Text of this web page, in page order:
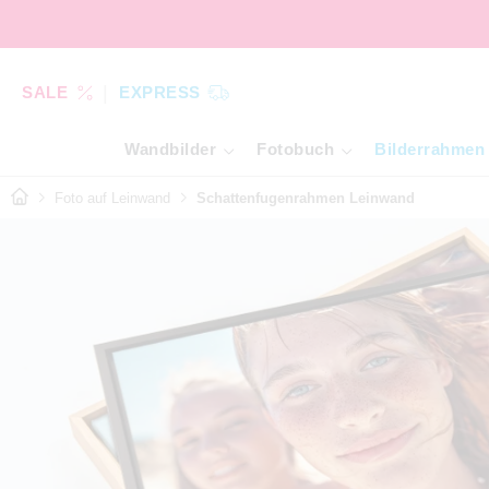
SALE EXPRESS
Wandbilder Fotobuch Bilderrahmen
Foto auf Leinwand Schattenfugenrahmen Leinwand